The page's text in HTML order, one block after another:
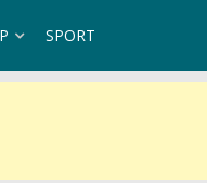
SPORT